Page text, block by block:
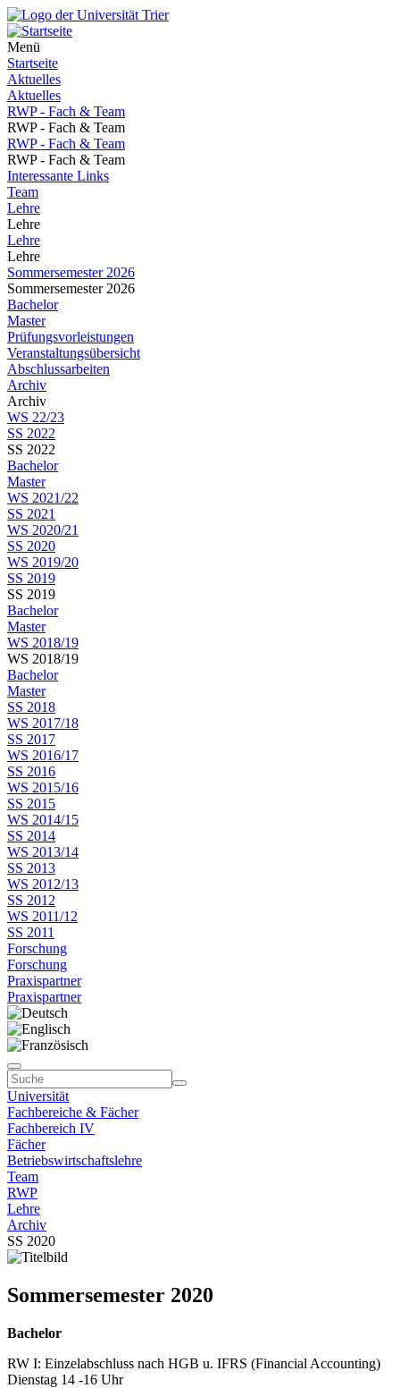
Menü
Startseite
Aktuelles
Aktuelles
RWP - Fach & Team
RWP - Fach & Team
RWP - Fach & Team
RWP - Fach & Team
Interessante Links
Team
Lehre
Lehre
Lehre
Lehre
Sommersemester 2026
Sommersemester 2026
Bachelor
Master
Prüfungsvorleistungen
Veranstaltungsübersicht
Abschlussarbeiten
Archiv
Archiv
WS 22/23
SS 2022
SS 2022
Bachelor
Master
WS 2021/22
SS 2021
WS 2020/21
SS 2020
WS 2019/20
SS 2019
SS 2019
Bachelor
Master
WS 2018/19
WS 2018/19
Bachelor
Master
SS 2018
WS 2017/18
SS 2017
WS 2016/17
SS 2016
WS 2015/16
SS 2015
WS 2014/15
SS 2014
WS 2013/14
SS 2013
WS 2012/13
SS 2012
WS 2011/12
SS 2011
Forschung
Forschung
Praxispartner
Praxispartner
Universität
Fachbereiche & Fächer
Fachbereich IV
Fächer
Betriebswirtschaftslehre
Team
RWP
Lehre
Archiv
SS 2020
Sommersemester 2020
Bachelor
RW I: Einzelabschluss nach HGB u. IFRS (Financial Accounting)
Dienstag 14 -16 Uhr